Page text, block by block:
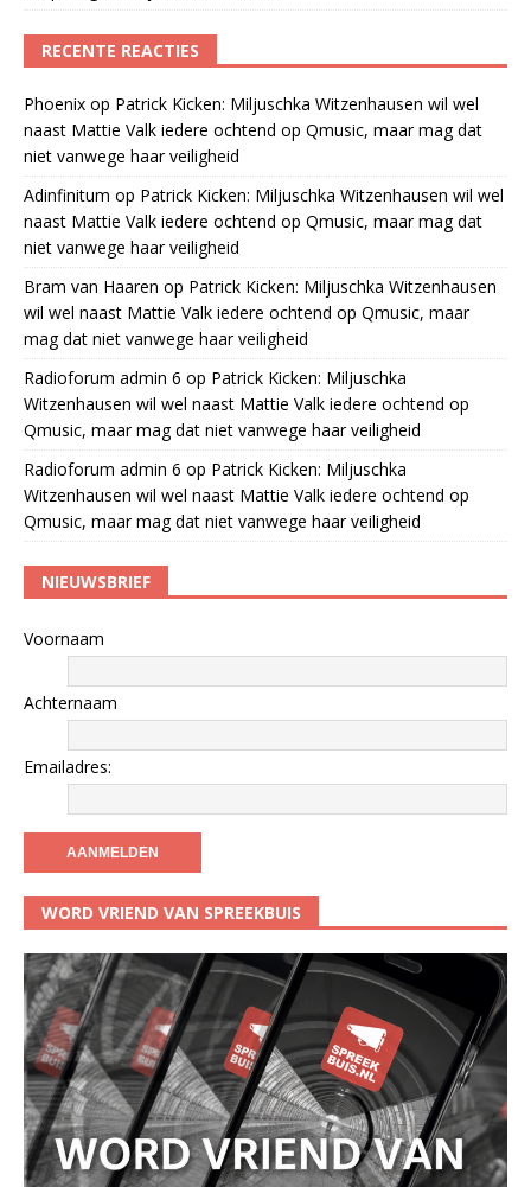
RECENTE REACTIES
Phoenix op Patrick Kicken: Miljuschka Witzenhausen wil wel
naast Mattie Valk iedere ochtend op Qmusic, maar mag dat
niet vanwege haar veiligheid
Adinfinitum op Patrick Kicken: Miljuschka Witzenhausen wil wel
naast Mattie Valk iedere ochtend op Qmusic, maar mag dat
niet vanwege haar veiligheid
Bram van Haaren op Patrick Kicken: Miljuschka Witzenhausen
wil wel naast Mattie Valk iedere ochtend op Qmusic, maar
mag dat niet vanwege haar veiligheid
Radioforum admin 6 op Patrick Kicken: Miljuschka
Witzenhausen wil wel naast Mattie Valk iedere ochtend op
Qmusic, maar mag dat niet vanwege haar veiligheid
Radioforum admin 6 op Patrick Kicken: Miljuschka
Witzenhausen wil wel naast Mattie Valk iedere ochtend op
Qmusic, maar mag dat niet vanwege haar veiligheid
NIEUWSBRIEF
Voornaam
Achternaam
Emailadres:
WORD VRIEND VAN SPREEKBUIS